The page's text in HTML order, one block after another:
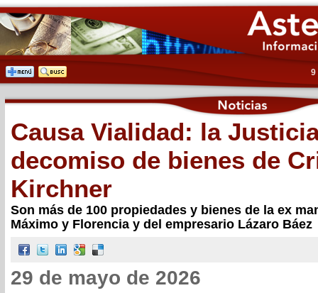
9
Causa Vialidad: la
decomiso de bienes de
Kirchner
Son más de 100 propiedades y bienes de la ex
Máximo y Florencia y del empresario Lázaro Báez
29 de mayo de 2026